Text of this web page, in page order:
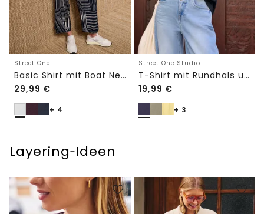
Street One
Basic Shirt mit Boat Neck und Elastikbund
29,99 €
+ 4
Street One Studio
T-Shirt mit Rundhals und Embroidery-Detail
19,99 €
+ 3
Layering‑Ideen